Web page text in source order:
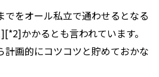
でをオール私立で通わせるとなる
かかるとも言われています。
計画的にコツコツと貯めておかな